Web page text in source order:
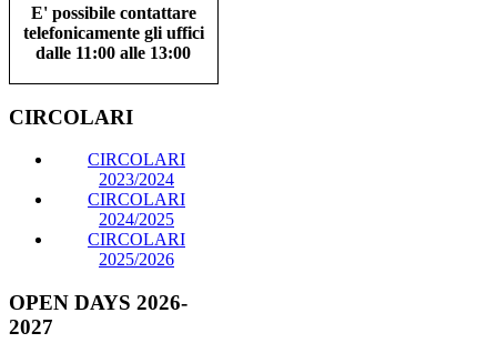
E' possibile contattare
telefonicamente gli uffici
dalle 11:00 alle 13:00
CIRCOLARI
CIRCOLARI
2023/2024
CIRCOLARI
2024/2025
CIRCOLARI
2025/2026
OPEN DAYS 2026-
2027